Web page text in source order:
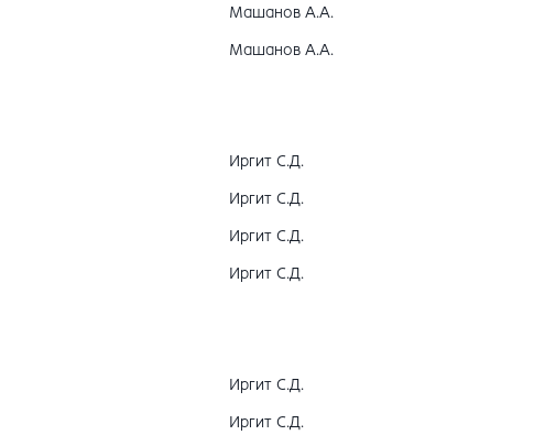
Машанов А.А.
Машанов А.А.
Иргит С.Д.
Иргит С.Д.
Иргит С.Д.
Иргит С.Д.
Иргит С.Д.
Иргит С.Д.